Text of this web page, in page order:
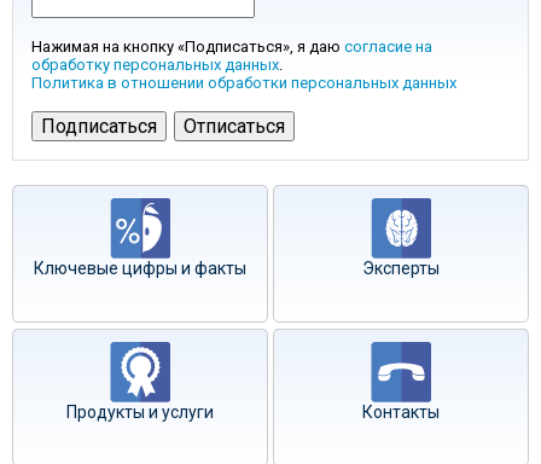
Нажимая на кнопку «Подписаться», я даю согласие на
обработку персональных данных.
Политика в отношении обработки персональных данных
Ключевые цифры и факты Эксперты
Продукты и услуги Контакты